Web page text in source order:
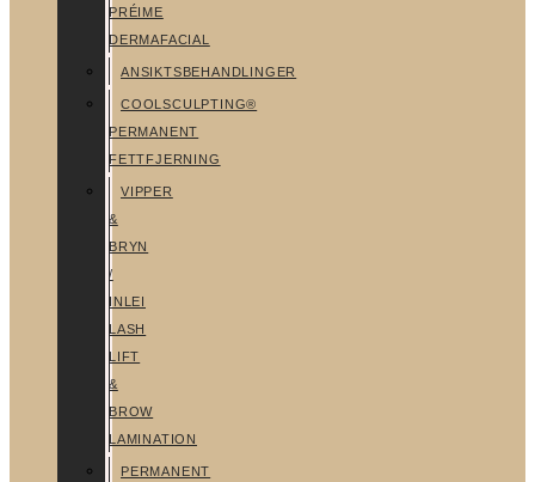
PRÉIME
DERMAFACIAL
ANSIKTSBEHANDLINGER
COOLSCULPTING®
PERMANENT
FETTFJERNING
VIPPER
&
BRYN
/
INLEI
LASH
LIFT
&
BROW
LAMINATION
PERMANENT